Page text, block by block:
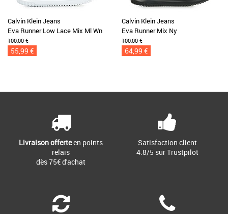
Calvin Klein Jeans
Eva Runner Low Lace Mix Ml Wn
100,00 €
55,99 €
Calvin Klein Jeans
Eva Runner Mix Ny
100,00 €
64,99 €
Livraison offerteen points
relais
dès 75€ d'achat
Satisfaction client
4.8/5 sur Trustpilot